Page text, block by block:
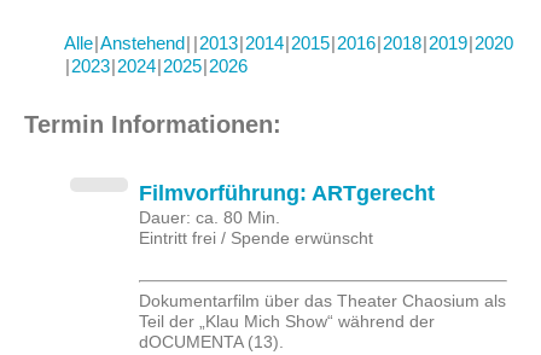
Alle Anstehend 2013 2014 2015 2016 2018 2019 2020
2023 2024 2025 2026
Termin Informationen:
Filmvorführung: ARTgerecht
Dauer: ca. 80 Min.
Eintritt frei / Spende erwünscht
Dokumentarfilm über das Theater Chaosium als
Teil der „Klau Mich Show“ während der
dOCUMENTA (13).